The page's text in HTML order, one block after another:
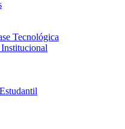
Tecnológica